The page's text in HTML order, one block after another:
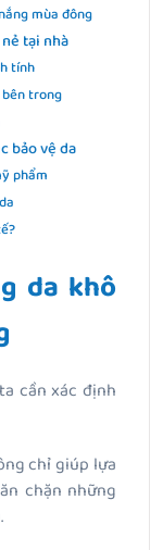
mùa đông
tại nhà
tính
trong
bảo vệ da
phẩm
da khô
cần xác định
chỉ giúp lựa
chặn những